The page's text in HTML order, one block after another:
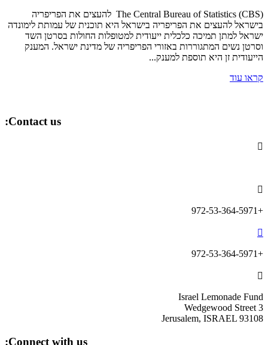
The Central Bureau of Statistics (CBS) להעצים את הפריפריה
בישראל להעצים את הפריפריה בישראל היא תוכנית של עמותת לימונדה
ישראל למתן תמיכה כלכלית ייעודית למטופלות החולות בסרטן השד
וסרטן נשים המתגוררות באזורי הפריפריה של מדינת ישראל. המענק
הייעודית זן היא תוספת למענק...
קראו עוד
Contact us:


+972-53-364-5971

+972-53-364-5971

Israel Lemonade Fund
3 Wedgewood Street
Jerusalem, ISRAEL 93108
Connect with us: